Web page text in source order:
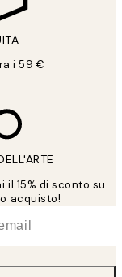
i 59 €
15% di sconto su
acquisto!